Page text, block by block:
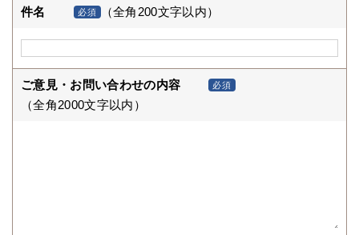
件名 必須 （全角200文字以内）
ご意見・お問い合わせの内容 必須
（全角2000文字以内）